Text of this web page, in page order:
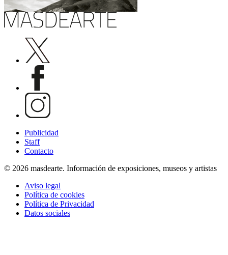
Publicidad
Staff
Contacto
© 2026 masdearte. Información de exposiciones, museos y artistas
Aviso legal
Política de cookies
Política de Privacidad
Datos sociales